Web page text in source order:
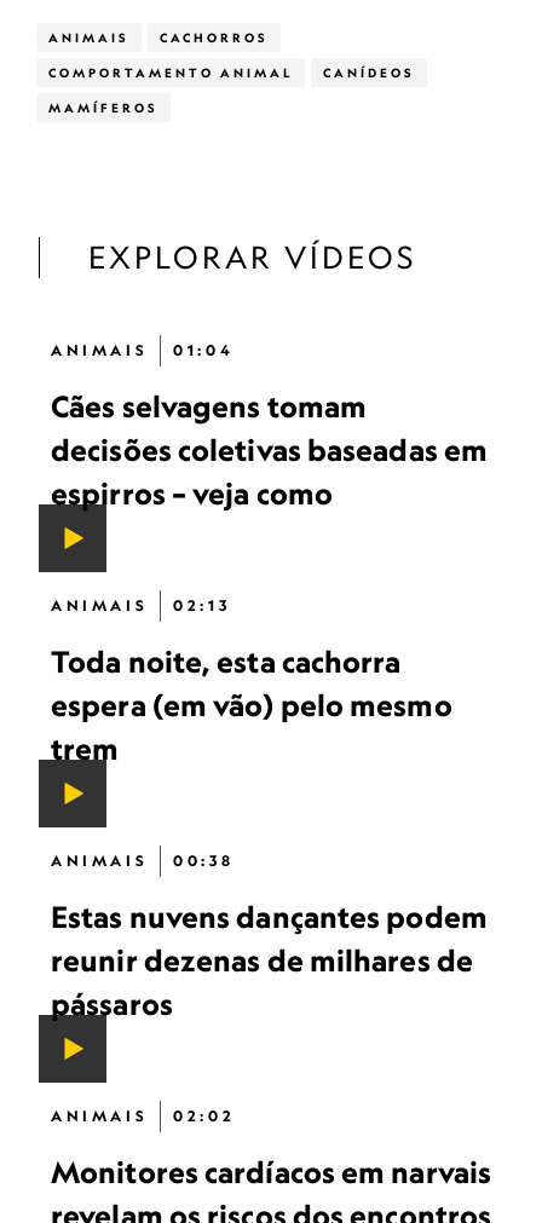
ANIMAIS CACHORROS
COMPORTAMENTO ANIMAL CANÍDEOS
MAMÍFEROS
EXPLORAR VÍDEOS
ANIMAIS 01:04
Cães selvagens tomam
decisões coletivas baseadas em
espirros – veja como
ANIMAIS 02:13
Toda noite, esta cachorra
espera (em vão) pelo mesmo
trem
ANIMAIS 00:38
Estas nuvens dançantes podem
reunir dezenas de milhares de
pássaros
ANIMAIS 02:02
Monitores cardíacos em narvais
revelam os riscos dos encontros